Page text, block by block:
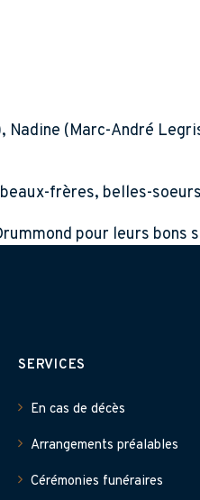
(Marc-André
frères, belles-
pour leurs bons
SERVICES
En cas de décès
Arrangements préalables
Cérémonies funéraires